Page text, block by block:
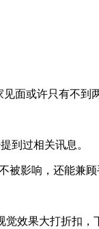
面或许只有不到
到过相关讯息。
被影响，还能兼顾
觉效果大打折扣，